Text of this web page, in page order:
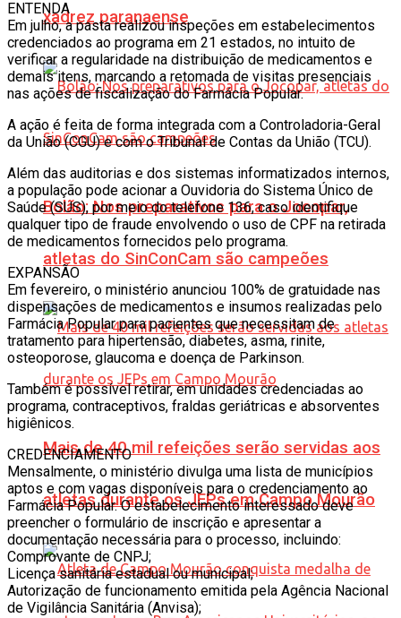
xadrez paranaense
Bolão: Nos preparativos para o Jocopar,
atletas do SinConCam são campeões
Mais de 40 mil refeições serão servidas aos
atletas durante os JEPs em Campo Mourão
ENTENDA
Em julho, a pasta realizou inspeções em estabelecimentos
credenciados ao programa em 21 estados, no intuito de
verificar a regularidade na distribuição de medicamentos e
demais itens, marcando a retomada de visitas presenciais
nas ações de fiscalização do Farmácia Popular.
A ação é feita de forma integrada com a Controladoria-Geral
da União (CGU) e com o Tribunal de Contas da União (TCU).
Além das auditorias e dos sistemas informatizados internos,
a população pode acionar a Ouvidoria do Sistema Único de
Saúde (SUS), por meio do telefone 136, caso identifique
qualquer tipo de fraude envolvendo o uso de CPF na retirada
de medicamentos fornecidos pelo programa.
EXPANSÃO
Em fevereiro, o ministério anunciou 100% de gratuidade nas
dispensações de medicamentos e insumos realizadas pelo
Farmácia Popular para pacientes que necessitam de
tratamento para hipertensão, diabetes, asma, rinite,
osteoporose, glaucoma e doença de Parkinson.
Também é possível retirar, em unidades credenciadas ao
programa, contraceptivos, fraldas geriátricas e absorventes
higiênicos.
CREDENCIAMENTO
Mensalmente, o ministério divulga uma lista de municípios
aptos e com vagas disponíveis para o credenciamento ao
Farmácia Popular. O estabelecimento interessado deve
preencher o formulário de inscrição e apresentar a
documentação necessária para o processo, incluindo:
Comprovante de CNPJ;
Licença sanitária estadual ou municipal;
Autorização de funcionamento emitida pela Agência Nacional
de Vigilância Sanitária (Anvisa);